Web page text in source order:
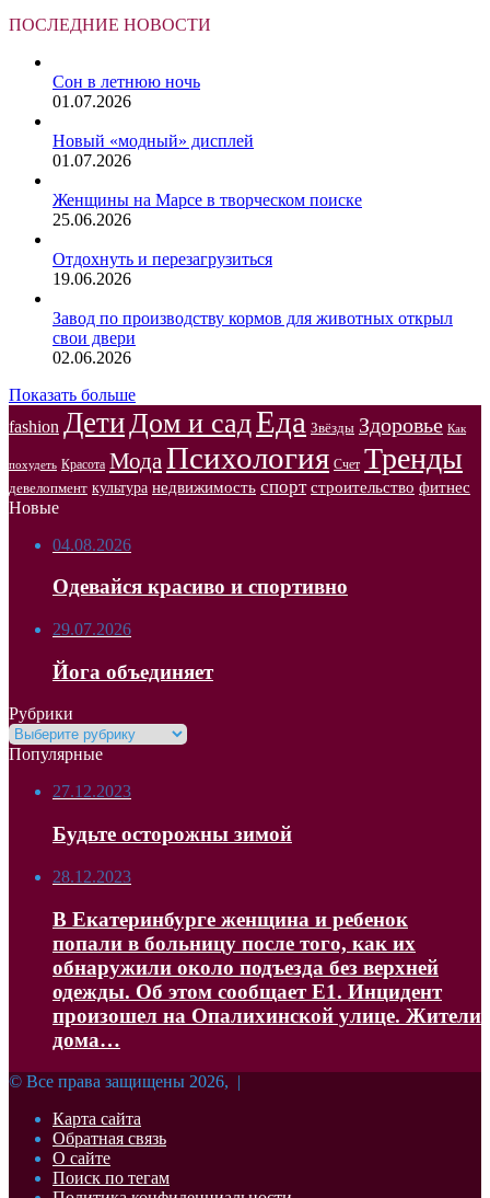
ПОСЛЕДНИЕ НОВОСТИ
Сон в летнюю ночь
01.07.2026
Новый «модный» дисплей
01.07.2026
Женщины на Марсе в творческом поиске
25.06.2026
Отдохнуть и перезагрузиться
19.06.2026
Завод по производству кормов для животных открыл
свои двери
02.06.2026
Показать больше
fashion Дети Дом и садЕда Звёзды Здоровье Как
похудеть Красота Мода Психология Счет Тренды
девелопмент культура недвижимость спорт строительство фитнес
Новые
04.08.2026
Одевайся красиво и спортивно
29.07.2026
Йога объединяет
Рубрики
Рубрики
Популярные
27.12.2023
Будьте осторожны зимой
28.12.2023
В Екатеринбурге женщина и ребенок
попали в больницу после того, как их
обнаружили около подъезда без верхней
одежды. Об этом сообщает Е1. Инцидент
произошел на Опалихинской улице. Жители
дома…
© Все права защищены 2026, |
Карта сайта
Обратная связь
О сайте
Поиск по тегам